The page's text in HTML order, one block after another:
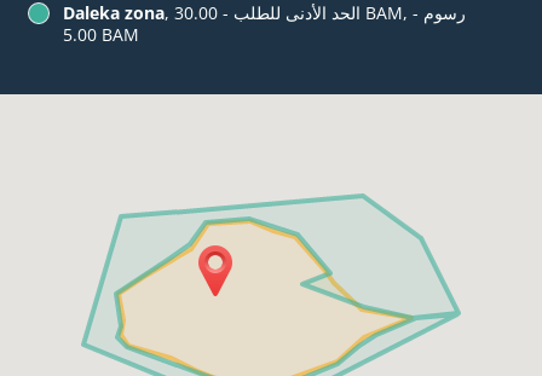
Daleka zona, الحد الأدنى للطلب - ‏30.00 BAM, رسوم -
‏5.00 BAM